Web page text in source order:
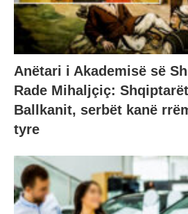
Anëtari i Akademisë së
Rade Mihaljçiç:
Ballkanit, serbët kanë
tyre